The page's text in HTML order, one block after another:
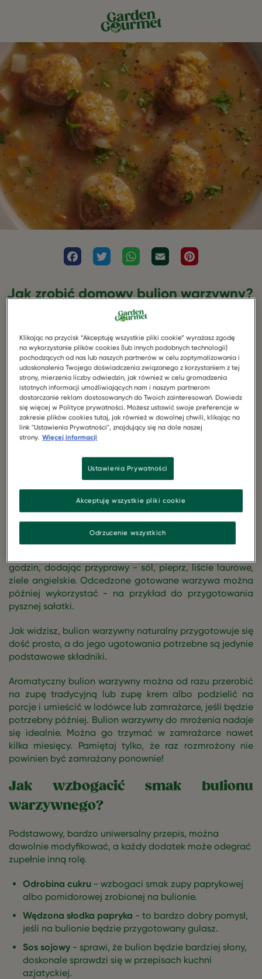
FacebookTwitter WhatsAppEmail
Jak zrobić domowy bulion warzywny?
Dobry bulion warzywny to aromatyczny wywar z warzyw
i przypraw gotowanych w garnku. Stanowi bazę do
zupy, ale nie tylko. Wywar warzywny może stanowić
ważny składnik wielu dań jednogarnkowych, jak gulasz
czy leczo. Raz przygotowany bulion warzywny w
słoiczku wykorzystasz wielokrotnie do różnych
przepisów. Jak przygotować idealny bulion domowy?
Zobacz najlepsze porady!
Jak ugotować bulion warzywny krok
Bulion warzywny domowy przygotowuje się podobnie
jak bulion drobiowy, z tą różnicą, że nie ma tutaj mięsa.
Najważniejszym składnikiem będzie włoszczyzna, czyli
kombinacja warzyw takich jak cebula, marchew, korzeń
pietruszki, por i seler. Obrane i oczyszczone składniki
godzin, dodając przyprawy - sól, pieprz, liście laurowe,
ziele angielskie. Odcedzone gotowane warzywa można
później wykorzystać - na przykład do przygotowania
pysznej sałatki.
Jak widzisz, bulion warzywny naturalny przygotowuje się
dość prosto, a do jego ugotowania potrzebne są jedynie
podstawowe składniki.
Aromatyczny bulion warzywny można od razu przerobić
na zupę tradycyjną lub zupę krem albo podzielić na
porcje i umieścić w lodówce lub zamrażarce, jeśli będzie
potrzebny później. Bulion warzywny do mrożenia nadaje
się idealnie. Można go trzymać w zamrażarce nawet
kilka miesięcy. Pamiętaj tylko, że raz rozmrożony nie
powinien być zamrażany ponownie!
Jak wzbogacić smak bulionu
warzywnego?
Podstawowy, bardzo uniwersalny przepis, można
dowolnie modyfikować, a każdy dodatek może odegrać
zupełnie inną rolę.
Odrobina cukru - wzbogaci smak zupy paprykowej
albo pomidorowej zrobionej na bulionie.
Wędzona słodka papryka - to bardzo dobry pomysł,
jeśli na bulionie będzie przygotowany gulasz.
Sos sojowy - sprawi, że bulion będzie bardziej słony,
doskonale sprawdzi się w przepisach kuchni
azjatyckiej.
Klikając na przycisk “Akceptuję wszystkie pliki cookie” wyrażasz zgodę
na wykorzystanie plików cookies (lub innych podobnych technologii)
pochodzących od nas lub naszych partnerów w celu zoptymalizowania i
udoskonalenia Twojego doświadczenia związanego z korzystaniem z tej
strony, mierzenia liczby odwiedzin, jak również w celu gromadzenia
istotnych informacji umożliwiających nam i naszym partnerom
dostarczanie reklam dostosowanych do Twoich zainteresowań. Dowiedz
się więcej w Polityce prywatności. Możesz ustawić swoje preferencje w
zakresie plików cookies tutaj, jak również w dowolnej chwili, klikając na
link "Ustawienia Prywatności", znajdujący się na dole naszej
strony. Więcej informacji
Ustawienia Prywatności
Odrzucenie wszystkich
Akceptuję wszystkie pliki cookie